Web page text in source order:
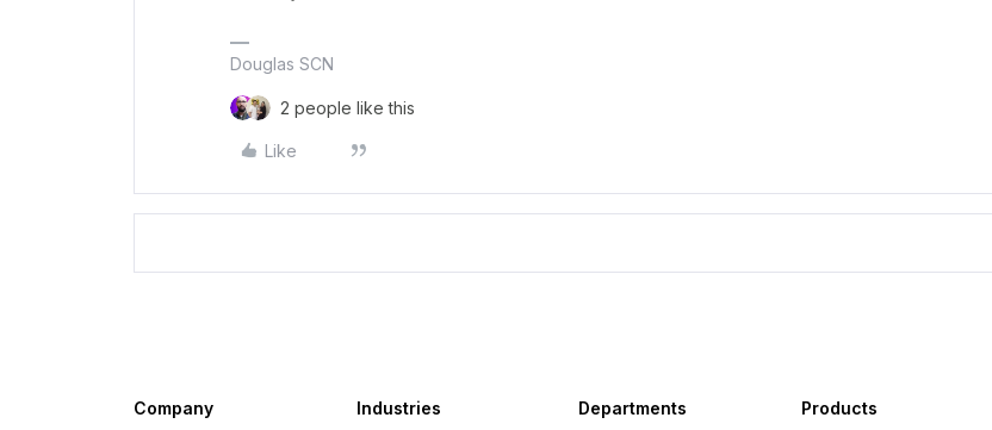
Douglas SCN
2 people like this
Like
Company Industries Departments Products